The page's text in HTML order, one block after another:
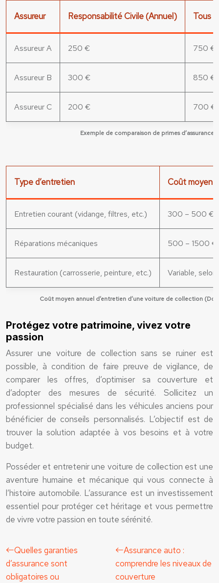
Exemple de comparaison de primes d’assurance
Assureur Responsabilité Civile (Annuel) Tous
Assureur A 250 € 750 €
Assureur B 300 € 850 €
Assureur C 200 € 700 €
Coût moyen annuel d’entretien d’une voiture de collection
Type d’entretien Coût moyen
Entretien courant (vidange, filtres, etc.) 300 – 500 €
Réparations mécaniques 500 – 1500 €
Restauration (carrosserie, peinture, etc.) Variable, selon
Protégez votre patrimoine, vivez votre
passion
Assurer une voiture de collection sans se ruiner est
possible, à condition de faire preuve de vigilance, de
comparer les offres, d’optimiser sa couverture et
d’adopter des mesures de sécurité. Sollicitez un
professionnel spécialisé dans les véhicules anciens pour
bénéficier de conseils personnalisés. L’objectif est de
trouver la solution adaptée à vos besoins et à votre
budget.
Posséder et entretenir une voiture de collection est une
aventure humaine et mécanique qui vous connecte à
l’histoire automobile. L’assurance est un investissement
essentiel pour protéger cet héritage et vous permettre
de vivre votre passion en toute sérénité.
Quelles garanties
d’assurance sont
obligatoires ou
Assurance auto :
comprendre les niveaux de
couverture